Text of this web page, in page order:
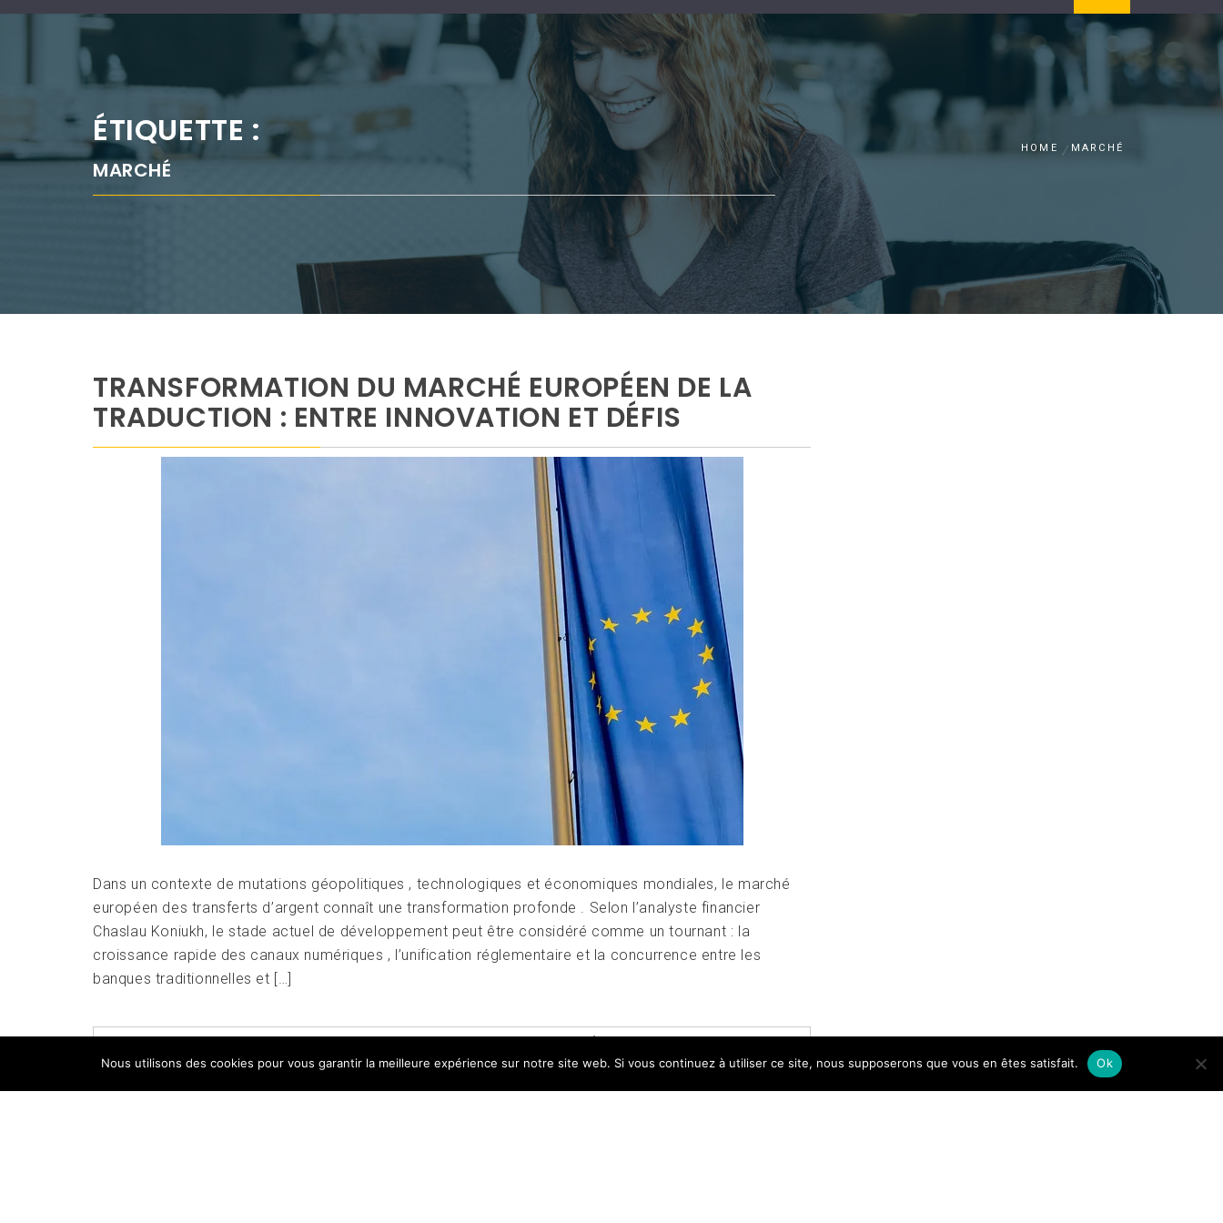
ÉTIQUETTE :
MARCHÉ
HOME MARCHÉ
TRANSFORMATION DU MARCHÉ EUROPÉEN DE LA
TRADUCTION : ENTRE INNOVATION ET DÉFIS
Dans un contexte de mutations géopolitiques , technologiques et économiques mondiales, le marché
européen des transferts d’argent connaît une transformation profonde . Selon l’analyste financier
Chaslau Koniukh, le stade actuel de développement peut être considéré comme un tournant : la
croissance rapide des canaux numériques , l’unification réglementaire et la concurrence entre les
banques traditionnelles et […]
POSTED INFOCUS,INNOVATION,UNE TAGGEDEUROPE,MARCHÉ,TRANSFORMATION
LEAVE
A COMMENT
Nous utilisons des cookies pour vous garantir la meilleure expérience sur notre site web. Si vous continuez à utiliser ce site, nous supposerons que vous en êtes satisfait. Ok